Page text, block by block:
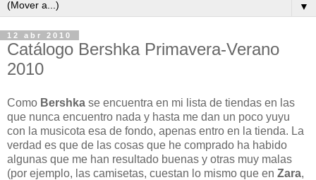
▼
12 abr 2010
Catálogo Bershka Primavera-Verano
2010
Como Bershka se encuentra en mi lista de tiendas en las
que nunca encuentro nada y hasta me dan un poco yuyu
con la musicota esa de fondo, apenas entro en la tienda. La
verdad es que de las cosas que he comprado ha habido
algunas que me han resultado buenas y otras muy malas
(por ejemplo, las camisetas, cuestan lo mismo que en Zara,